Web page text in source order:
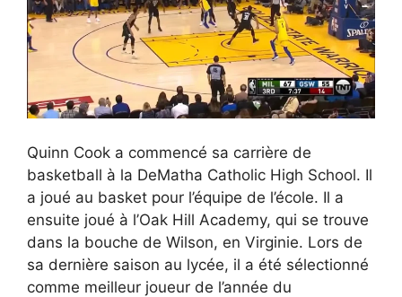
Quinn Cook a commencé sa carrière de
basketball à la DeMatha Catholic High School. Il
a joué au basket pour l’équipe de l’école. Il a
ensuite joué à l’Oak Hill Academy, qui se trouve
dans la bouche de Wilson, en Virginie. Lors de
sa dernière saison au lycée, il a été sélectionné
comme meilleur joueur de l’année du